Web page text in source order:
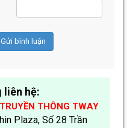
liên hệ:
THÔNG TWAY
Plaza, Số 28 Trần